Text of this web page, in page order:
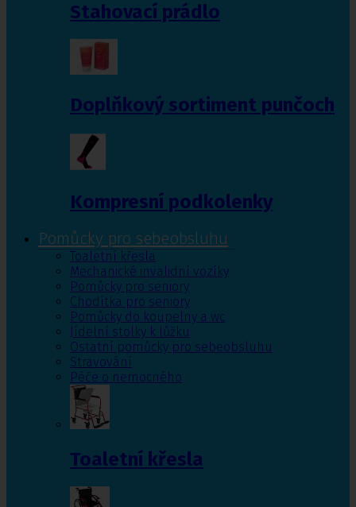
Stahovací prádlo
Doplňkový sortiment punčoch
Kompresní podkolenky
Pomůcky pro sebeobsluhu
Toaletní křesla
Mechanické invalidní vozíky
Pomůcky pro seniory
Chodítka pro seniory
Pomůcky do koupelny a wc
Jídelní stolky k lůžku
Ostatní pomůcky pro sebeobsluhu
Stravování
Péče o nemocného
Toaletní křesla